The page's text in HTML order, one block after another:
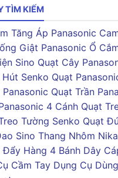
TÌM KIẾM
Tăng Áp Panasonic
Giật Panasonic Ổ
Sino Quạt Cây
Hút Senko Quạt
Panasonic Quạt Trần
4 Cánh Quạt
Tường Senko Quạt
Sino Thang Nhôm
Đẩy Hàng 4 Bánh Dây
Cầm Tay Dụng Cụ